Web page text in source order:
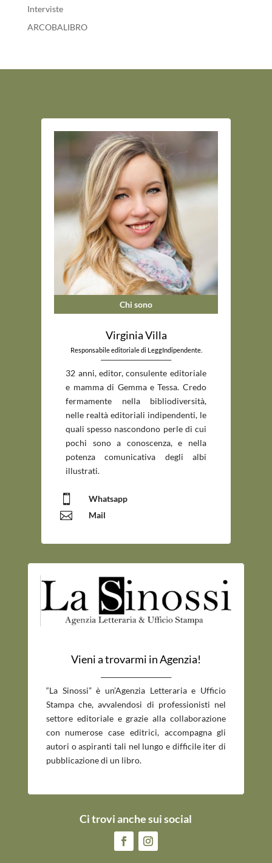
Interviste
ARCOBALIBRO
Chi sono
Virginia Villa
Responsabile editoriale di LeggIndipendente.
_____________________________
32 anni, editor, consulente editoriale
e mamma di Gemma e Tessa. Credo
fermamente nella bibliodiversità,
nelle realtà editoriali indipendenti, le
quali spesso nascondono perle di cui
pochi sono a conoscenza, e nella
potenza comunicativa degli albi
illustrati.
 Whatsapp
 Mail
Vieni a trovarmi in Agenzia!
“La Sinossi” è un’Agenzia Letteraria e Ufficio
Stampa che, avvalendosi di professionisti nel
settore editoriale e grazie alla collaborazione
con numerose case editrici, accompagna gli
autori o aspiranti tali nel lungo e difficile iter di
pubblicazione di un libro.
Ci trovi anche sui social